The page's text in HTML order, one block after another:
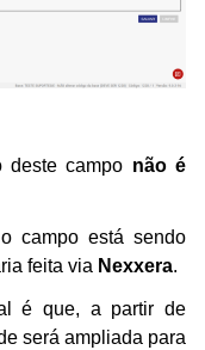
deste campo não é
campo está sendo
feita via Nexxera.
é que, a partir de
será ampliada para